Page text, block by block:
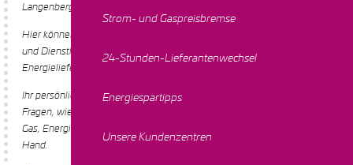
Langenberg.
Hier können Sie sich in Ruhe Angebote und Vorteile unserer Produkte
und Dienstleistungen erklären lassen - und natürlich auch gleich Ihren
Energieliefervertrag abschließen.
Ihr persönlicher Kundenservice vor Ort ist Ihnen außerdem bei allen
Fragen, wie zu Rechnungen oder anderen Anliegen, behilflich. Strom,
Gas, Energiedienstleistungen und Highspeed-Internet - alles aus einer
Hand.
Strom- und Gaspreisbremse
24-Stunden-Lieferantenwechsel
Energiespartipps
Unsere Kundenzentren